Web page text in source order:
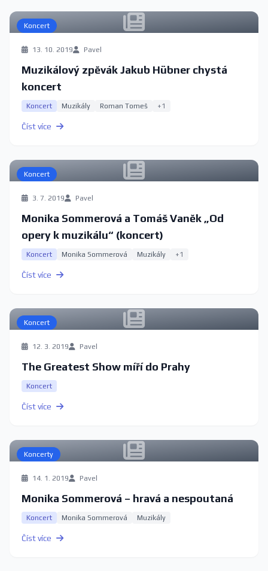
Koncert
13. 10. 2019 Pavel
Muzikálový zpěvák Jakub Hübner chystá
koncert
Koncert Muzikály Roman Tomeš +1
Číst více
Koncert
3. 7. 2019 Pavel
Monika Sommerová a Tomáš Vaněk „Od
opery k muzikálu“ (koncert)
Koncert Monika Sommerová Muzikály +1
Číst více
Koncert
12. 3. 2019 Pavel
The Greatest Show míří do Prahy
Koncert
Číst více
Koncerty
14. 1. 2019 Pavel
Monika Sommerová – hravá a nespoutaná
Koncert Monika Sommerová Muzikály
Číst více